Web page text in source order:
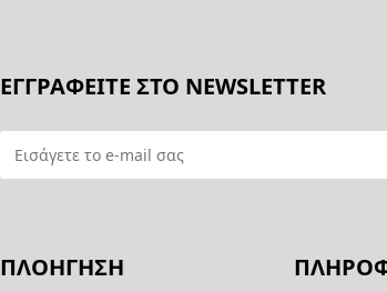
ΕΓΓΡΑΦΕΙΤΕ ΣΤΟ NEWSLETTER
ΠΛΟΗΓΗΣΗ